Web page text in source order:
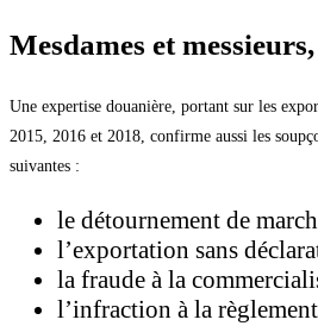
Mesdames et messieurs,
Une expertise douanière, portant sur les
2015, 2016 et 2018, confirme aussi les
suivantes :
le détournement de
l’exportation sans
la fraude à la
l’infraction à la